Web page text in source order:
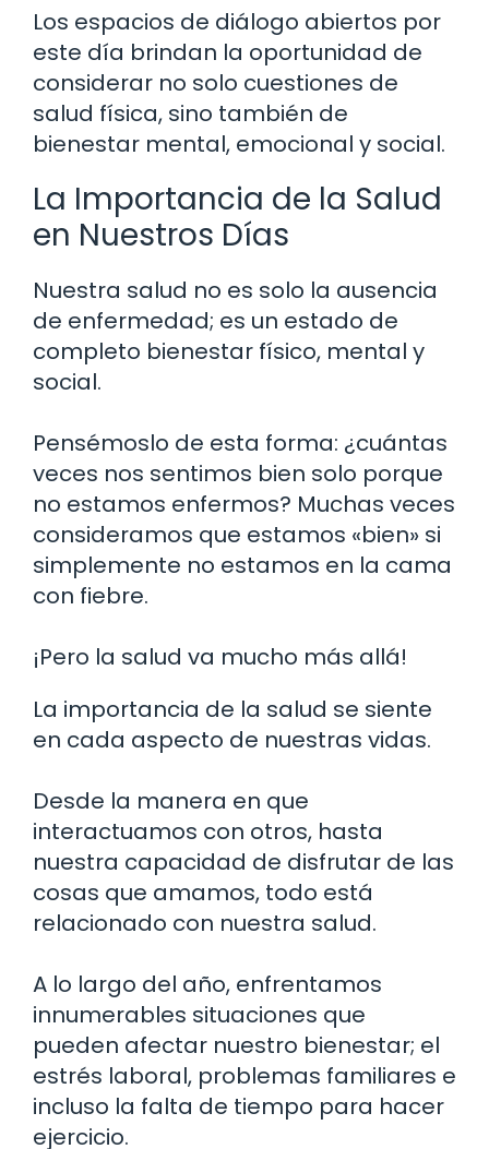
Los espacios de diálogo abiertos por
este día brindan la oportunidad de
considerar no solo cuestiones de
salud física, sino también de
bienestar mental, emocional y social.
La Importancia de la Salud
en Nuestros Días
Nuestra salud no es solo la ausencia
de enfermedad; es un estado de
completo bienestar físico, mental y
social.
Pensémoslo de esta forma: ¿cuántas
veces nos sentimos bien solo porque
no estamos enfermos? Muchas veces
consideramos que estamos «bien» si
simplemente no estamos en la cama
con fiebre.
¡Pero la salud va mucho más allá!
La importancia de la salud se siente
en cada aspecto de nuestras vidas.
Desde la manera en que
interactuamos con otros, hasta
nuestra capacidad de disfrutar de las
cosas que amamos, todo está
relacionado con nuestra salud.
A lo largo del año, enfrentamos
innumerables situaciones que
pueden afectar nuestro bienestar; el
estrés laboral, problemas familiares e
incluso la falta de tiempo para hacer
ejercicio.